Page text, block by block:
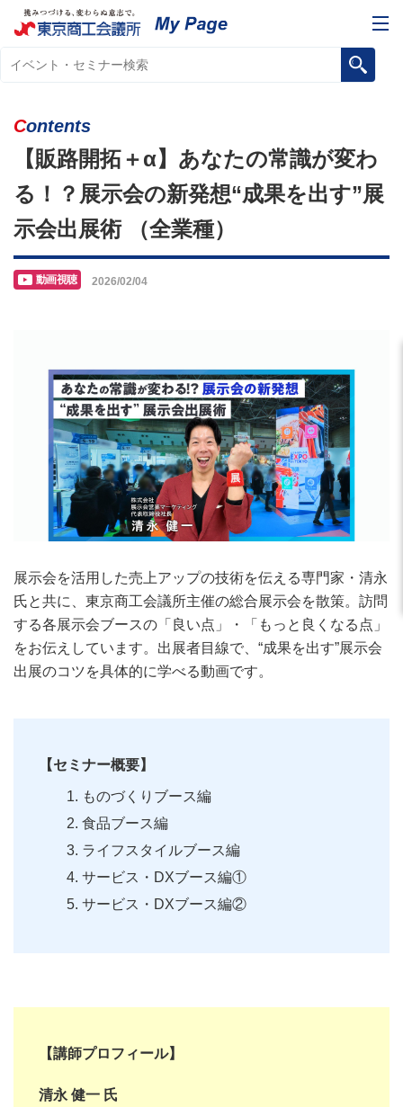
Contents
【販路開拓＋α】あなたの常識が変わ
る！？展示会の新発想“成果を出す”展
示会出展術 （全業種）
動画視聴 2026/02/04
展示会を活用した売上アップの技術を伝える専門家・清永
氏と共に、東京商工会議所主催の総合展示会を散策。訪問
する各展示会ブースの「良い点」・「もっと良くなる点」
をお伝えしています。出展者目線で、“成果を出す”展示会
出展のコツを具体的に学べる動画です。
【セミナー概要】
ものづくりブース編
食品ブース編
ライフスタイルブース編
サービス・DXブース編①
サービス・DXブース編②
【講師プロフィール】
清永 健一 氏